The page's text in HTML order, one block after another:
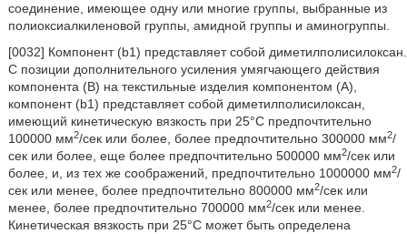
соединение, имеющее одну или многие группы, выбранные из
полиоксиалкиленовой группы, амидной группы и аминогруппы.
[0032] Компонент (b1) представляет собой диметилполисилоксан.
С позиции дополнительного усиления умягчающего действия
компонента (В) на текстильные изделия компонентом (А),
компонент (b1) представляет собой диметилполисилоксан,
имеющий кинетическую вязкость при 25°С предпочтительно
100000 мм2/сек или более, более предпочтительно 300000 мм2/
сек или более, еще более предпочтительно 500000 мм2/сек или
более, и, из тех же соображений, предпочтительно 1000000 мм2/
сек или менее, более предпочтительно 800000 мм2/сек или
менее, более предпочтительно 700000 мм2/сек или менее.
Кинетическая вязкость при 25°С может быть определена